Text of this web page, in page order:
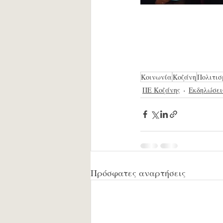
ΚοινωνίαΚοζάνη
ΠΕ Κοζάνης
Πρόσφατες αναρτήσεις